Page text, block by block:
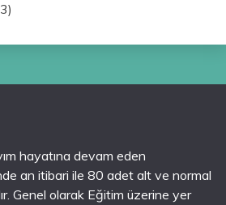
hayatına devam eden
an itibari ile 80 adet alt ve normal
Genel olarak Eğitim üzerine yer